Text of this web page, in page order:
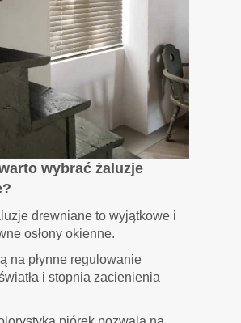
wybrać żaluzje
drewniane to wyjątkowe i
osłony okienne.
na płynne regulowanie
i stopnia zacienienia